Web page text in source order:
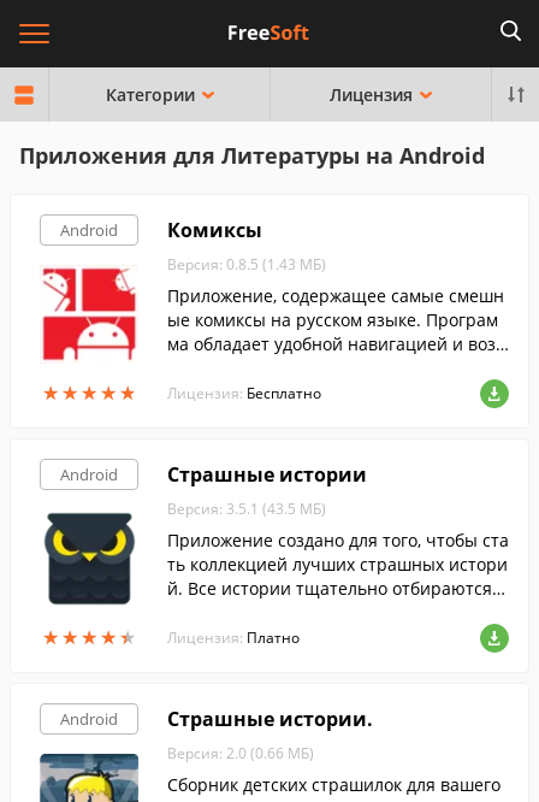
Категории Лицензия
Приложения для Литературы на Android
Android
★★★★★
★★★★★
Комиксы
Версия: 0.8.5 (1.43 МБ)
Приложение, содержащее самые смешн
ые комиксы на русском языке. Програм
ма обладает удобной навигацией и возм
миксы в список избранного.
Лицензия: Бесплатно
Android
★★★★★
★★★★★
Страшные истории
Версия: 3.5.1 (43.5 МБ)
Приложение создано для того, чтобы ста
ть коллекцией лучших страшных истори
й. Все истории тщательно отбираются и
вызвать холодный пот у любого смельча
Лицензия: Платно
Android Страшные истории.
Версия: 2.0 (0.66 МБ)
Сборник детских страшилок для вашего